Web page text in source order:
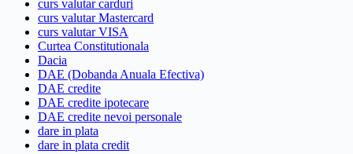
curs valutar carduri
curs valutar Mastercard
curs valutar VISA
Curtea Constitutionala
Dacia
DAE (Dobanda Anuala Efectiva)
DAE credite
DAE credite ipotecare
DAE credite nevoi personale
dare in plata
dare in plata credit